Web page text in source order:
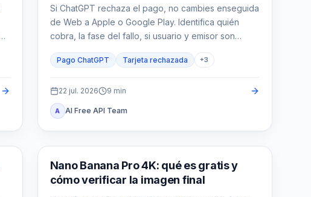
Si ChatGPT rechaza el pago, no cambies enseguida
de Web a Apple o Google Play. Identifica quién
cobra, la fase del fallo, si usuario y emisor son
limitada corresponde.
Pago ChatGPT Tarjeta rechazada +3
22 jul. 2026 9 min
A AI Free API Team
Generación de imágenes IA
Nano Banana Pro 4K: qué es gratis y
cómo verificar la imagen final